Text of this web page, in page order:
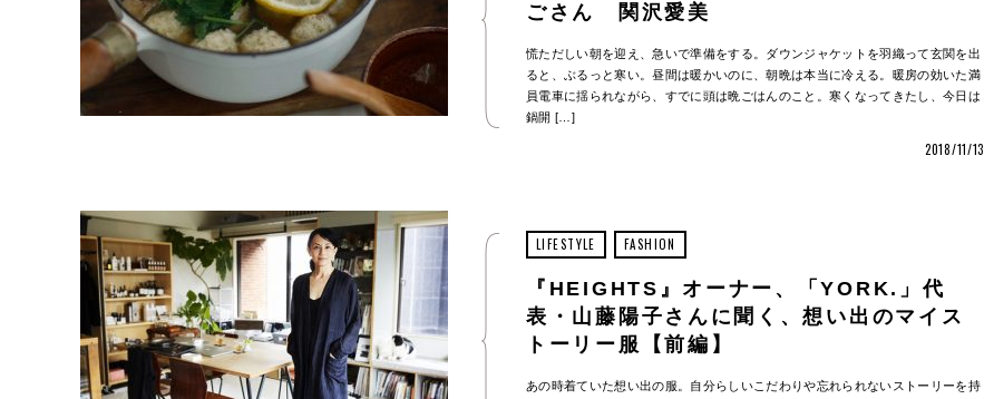
ごさん 関沢愛美
慌ただしい朝を迎え、急いで準備をする。ダウンジャケットを羽織って玄関を出
ると、ぶるっと寒い。昼間は暖かいのに、朝晩は本当に冷える。暖房の効いた満
員電車に揺られながら、すでに頭は晩ごはんのこと。寒くなってきたし、今日は
鍋開 […]
2018/11/13
LIFESTYLE FASHION
『HEIGHTS』オーナー、「YORK.」代
表・山藤陽子さんに聞く、想い出のマイス
トーリー服【前編】
あの時着ていた想い出の服。自分らしいこだわりや忘れられないストーリーを持